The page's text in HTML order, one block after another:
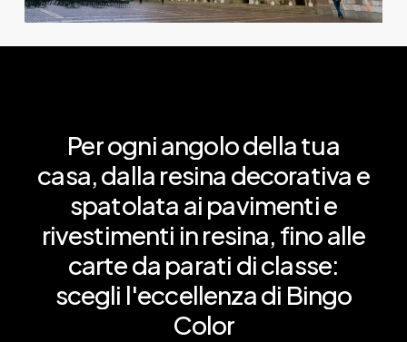
Perogniangolodellatua
casa,dalla resina decorativa e
spatolata ai pavimentie
rivestimenti inresina, finoalle
carteda parati diclasse:
scegli l'eccellenzadi Bingo
Color